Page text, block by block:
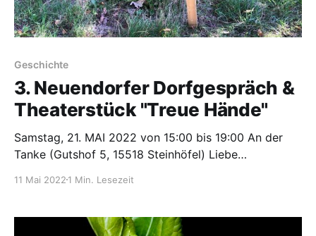
Geschichte
3. Neuendorfer Dorfgespräch &
Theaterstück "Treue Hände"
Samstag, 21. MAI 2022 von 15:00 bis 19:00 An der
Tanke (Gutshof 5, 15518 Steinhöfel) Liebe
schon auf dem Gutshof Neuendorf im Sande. Doch
Arbeiten war, als hier noch das VEG Neuendorf-
11 Mai 2022 1 Min. Lesezeit